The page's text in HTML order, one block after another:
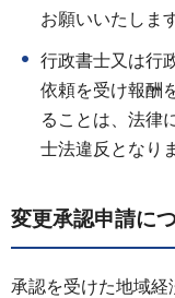
お願いいたしま
行政書士又は行
依頼を受け報酬
ることは、法律
士法違反となり
変更承認申請に
承認を受けた地域経